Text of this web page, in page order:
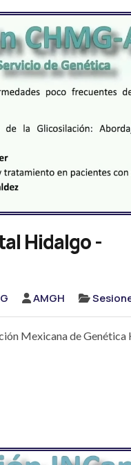
Hidalgo -
AMGH
Mexicana de Genética